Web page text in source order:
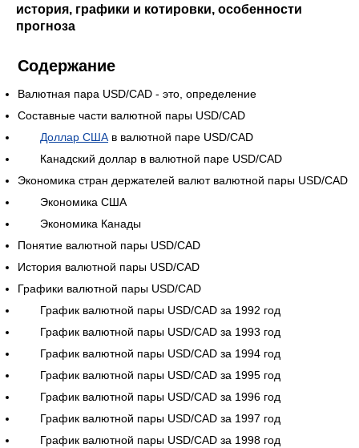
история, графики и котировки, особенности
прогноза
Содержание
Валютная пара USD/CAD - это, определение
Составные части валютной пары USD/CAD
Доллар США в валютной паре USD/CAD
Канадский доллар в валютной паре USD/CAD
Экономика стран держателей валют валютной пары USD/CAD
Экономика США
Экономика Канады
Понятие валютной пары USD/CAD
История валютной пары USD/CAD
Графики валютной пары USD/CAD
График валютной пары USD/CAD за 1992 год
График валютной пары USD/CAD за 1993 год
График валютной пары USD/CAD за 1994 год
График валютной пары USD/CAD за 1995 год
График валютной пары USD/CAD за 1996 год
График валютной пары USD/CAD за 1997 год
График валютной пары USD/CAD за 1998 год